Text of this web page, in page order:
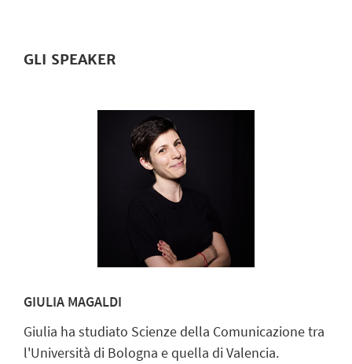
GLI SPEAKER
GIULIA MAGALDI
Giulia ha studiato Scienze della Comunicazione tra
l'Università di Bologna e quella di Valencia.